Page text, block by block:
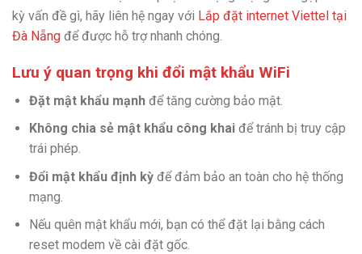
kỳ vấn đề gì, hãy liên hệ ngay với Lắp đặt internet Viettel tại
Đà Nẵng để được hỗ trợ nhanh chóng.
Lưu ý quan trọng khi đổi mật khẩu WiFi
Đặt mật khẩu mạnhđể tăng cường bảo mật.
Không chia sẻ mật khẩu công khaiđể tránh bị truy cập
trái phép.
Đổi mật khẩu định kỳđể đảm bảo an toàn cho hệ thống
mạng.
Nếu quên mật khẩu mới, bạn có thể đặt lại bằng cách
reset modem về cài đặt gốc.